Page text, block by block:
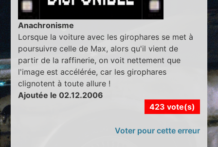
Anachronisme
Lorsque la voiture avec les girophares se met à
poursuivre celle de Max, alors qu'il vient de
partir de la raffinerie, on voit nettement que
l'image est accélérée, car les girophares
clignotent à toute allure !
Ajoutée le 02.12.2006
423 vote(s)
Voter pour cette erreur